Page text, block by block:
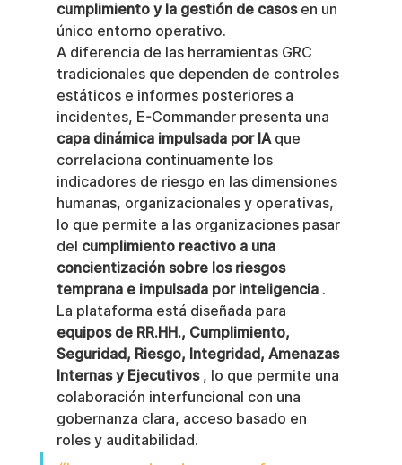
cumplimiento y la gestión de casos en un
único entorno operativo.
A diferencia de las herramientas GRC
tradicionales que dependen de controles
estáticos e informes posteriores a
incidentes, E-Commander presenta una
capa dinámica impulsada por IA que
correlaciona continuamente los
indicadores de riesgo en las dimensiones
humanas, organizacionales y operativas,
lo que permite a las organizaciones pasar
del cumplimiento reactivo a una
concientización sobre los riesgos
temprana e impulsada por inteligencia .
La plataforma está diseñada para
equipos de RR.HH., Cumplimiento,
Seguridad, Riesgo, Integridad, Amenazas
Internas y Ejecutivos , lo que permite una
colaboración interfuncional con una
gobernanza clara, acceso basado en
roles y auditabilidad.